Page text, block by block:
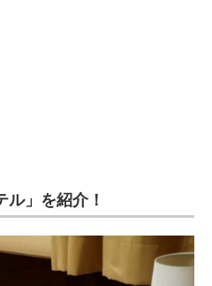
」を紹介！